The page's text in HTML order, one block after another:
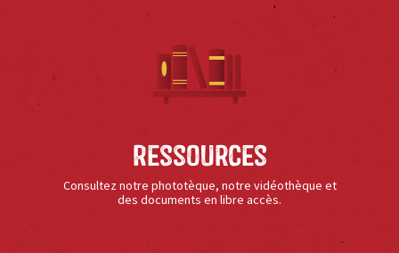
Ressources
Consultez notre phototèque, notre vidéothèque et
des documents en libre accès.